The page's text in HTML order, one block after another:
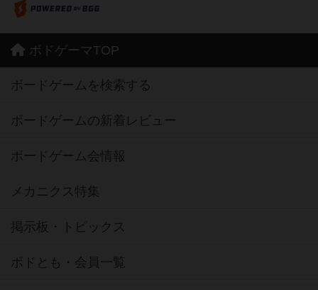
ボドゲーマTOP
ボードゲームを検索する
ボードゲームの新着レビュー
ボードゲーム会情報
メカニクス特集
掲示板・トピックス
ボドとも・会員一覧